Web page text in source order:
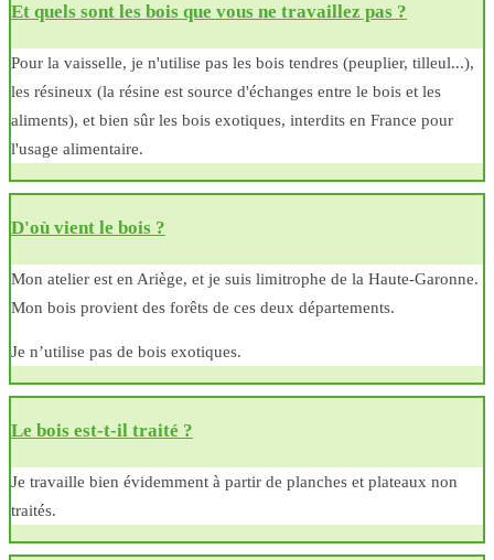
Et quels sont les bois que vous ne travaillez pas ?
Pour la vaisselle, je n'utilise pas les bois tendres (peuplier, tilleul...),
les résineux (la résine est source d'échanges entre le bois et les
aliments), et bien sûr les bois exotiques, interdits en France pour
l'usage alimentaire.
D'où vient le bois ?
Mon atelier est en Ariège, et je suis limitrophe de la Haute-Garonne.
Mon bois provient des forêts de ces deux départements.
Je n’utilise pas de bois exotiques.
Le bois est-t-il traité ?
Je travaille bien évidemment à partir de planches et plateaux non
traités.